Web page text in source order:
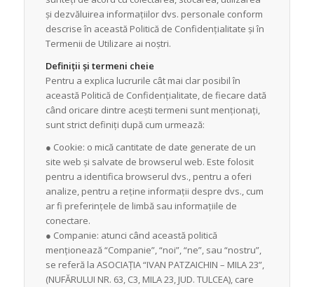
și dezvăluirea informațiilor dvs. personale conform
descrise în această Politică de Confidențialitate și în
Termenii de Utilizare ai noștri.
Definiții și termeni cheie
Pentru a explica lucrurile cât mai clar posibil în
această Politică de Confidențialitate, de fiecare dată
când oricare dintre acești termeni sunt menționați,
sunt strict definiți după cum urmează:
● Cookie: o mică cantitate de date generate de un
site web și salvate de browserul web. Este folosit
pentru a identifica browserul dvs., pentru a oferi
analize, pentru a reține informații despre dvs., cum
ar fi preferințele de limbă sau informațiile de
conectare.
● Companie: atunci când această politică
menționează “Companie”, “noi”, “ne”, sau “nostru”,
se referă la ASOCIAȚIA “IVAN PATZAICHIN – MILA 23”,
(NUFĂRULUI NR. 63, C3, MILA 23, JUD. TULCEA), care